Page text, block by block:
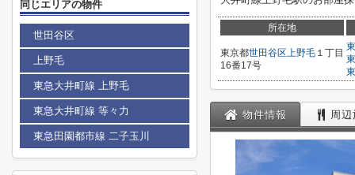
所在地
東京都世田谷区上野毛 １丁目
16番17号
物件情報 周
同じエリアの物件
世田谷区
上野毛
東急大井町線 上野毛
東急大井町線 等々力
東急田園都市線 二子玉川